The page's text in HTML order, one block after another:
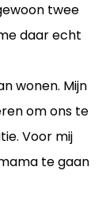
twee
daar echt
wonen. Mijn
om ons te
Voor mij
te gaan